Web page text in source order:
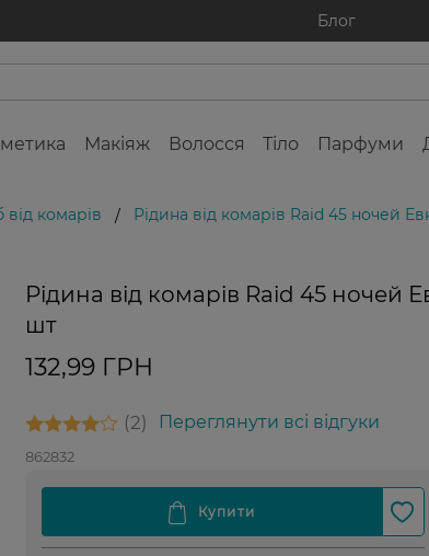
Блог
Макіяж Волосся Тіло Парфуми
від комарів / Рідина від комарів Raid 45 ночей
Рідина від комарів Raid 45 ночей
шт
132,99 ГРН
2 Переглянути всі відгуки
862832